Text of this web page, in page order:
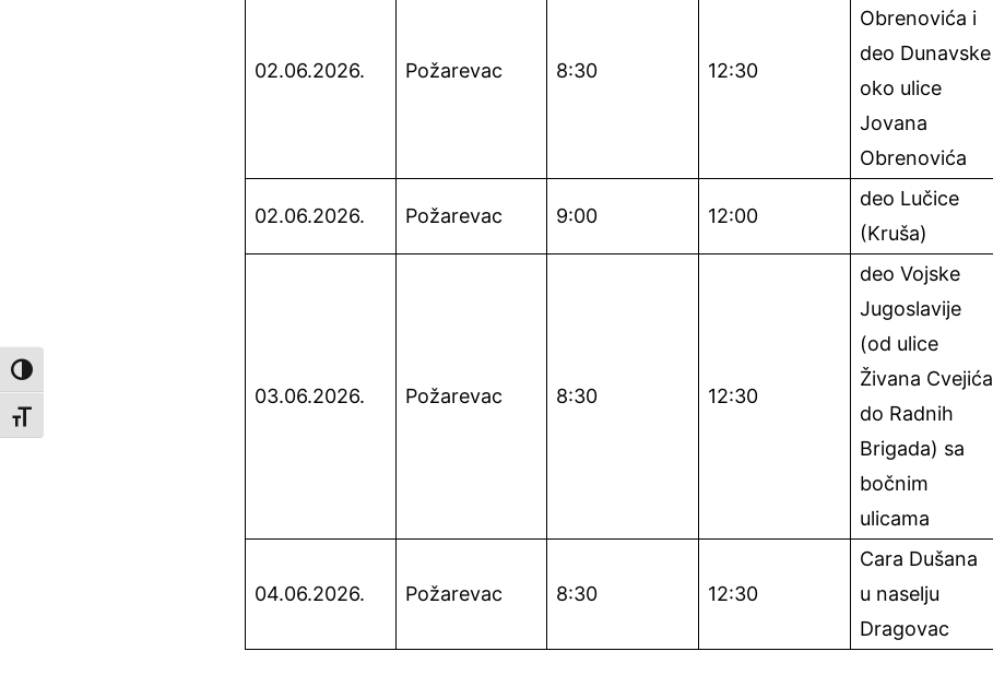
Toggle High Contrast
Toggle Font size
02.06.2026. Požarevac 8:30 12:30
Obrenovića i
deo Dunavske
oko ulice
Jovana
Obrenovića
02.06.2026. Požarevac 9:00 12:00
deo Lučice
(Kruša)
03.06.2026. Požarevac 8:30 12:30
deo Vojske
Jugoslavije
(od ulice
Živana Cvejića
do Radnih
Brigada) sa
bočnim
ulicama
04.06.2026. Požarevac 8:30 12:30
Cara Dušana
u naselju
Dragovac